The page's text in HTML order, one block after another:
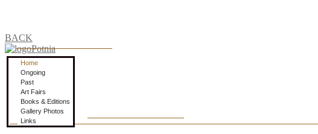
BACK
Home
Ongoing
Past
Art Fairs
Books & Editions
Gallery Photos
Links